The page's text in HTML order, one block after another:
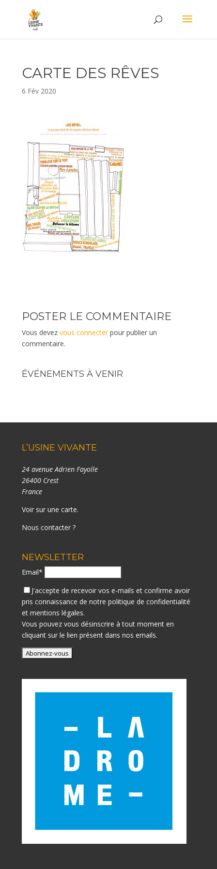
CARTE DES RÊVES
6 Fév 2020
POSTER LE COMMENTAIRE
Vous devez vous connecterpour publier un
commentaire.
ÉVÉNEMENTS À VENIR
L’USINE VIVANTE
24 avenue Adrien Fayolle
26400 Crest
France
Voir sur une carte.
Nous contacter ?
NEWSLETTER
Email*
J'accepte de recevoir vos e-mails et confirme avoir
pris connaissance de notre politique de confidentialité
et mentions légales.
Vous pouvez vous désinscrire à tout moment en
cliquant sur le lien présent dans nos emails.